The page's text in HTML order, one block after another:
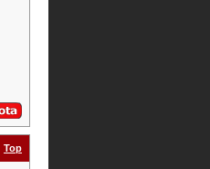
Top